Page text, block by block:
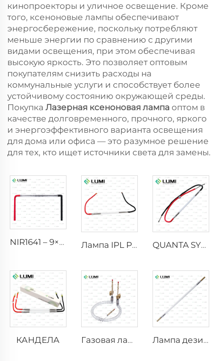
кинопроекторы и уличное освещение. Кроме
того, ксеноновые лампы обеспечивают
энергосбережение, поскольку потребляют
меньше энергии по сравнению с другими
видами освещения, при этом обеспечивая
высокую яркость. Это позволяет оптовым
покупателям снизить расходы на
коммунальные услуги и способствует более
устойчивому состоянию окружающей среды.
Покупка Лазерная ксеноновая лампа оптом в
качестве долговременного, прочного, яркого
и энергоэффективного варианта освещения
для дома или офиса — это разумное решение
для тех, кто ищет источники света для замены.
NIR1641 – 9×45×110 мм Лампа IPL P2021-7×65×130 мм QUANTA SYSTEM
КАНДЕЛА Газовая лампа-симулятор солнечного света D1200 – 10×110 мм Лампа дезинфицирующая с сильным импульсом L3670 – 7×160×200 мм